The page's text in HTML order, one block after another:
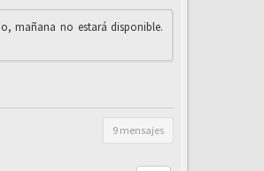
mañana no estará disponible.
9 mensajes